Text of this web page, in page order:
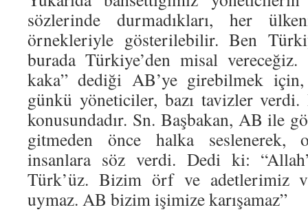
sözlerinde durmadıkları, her
örnekleriyle gösterilebilir. Ben
burada Türkiye’den misal
kaka” dediği AB’ye girebilmek
günkü yöneticiler, bazı tavizler
konusundadır. Sn. Başbakan, AB ile
gitmeden önce halka seslenerek,
insanlara söz verdi. Dedi ki:
Türk’üz. Bizim örf ve adetlerimiz
uymaz. AB bizim işimize karışamaz”